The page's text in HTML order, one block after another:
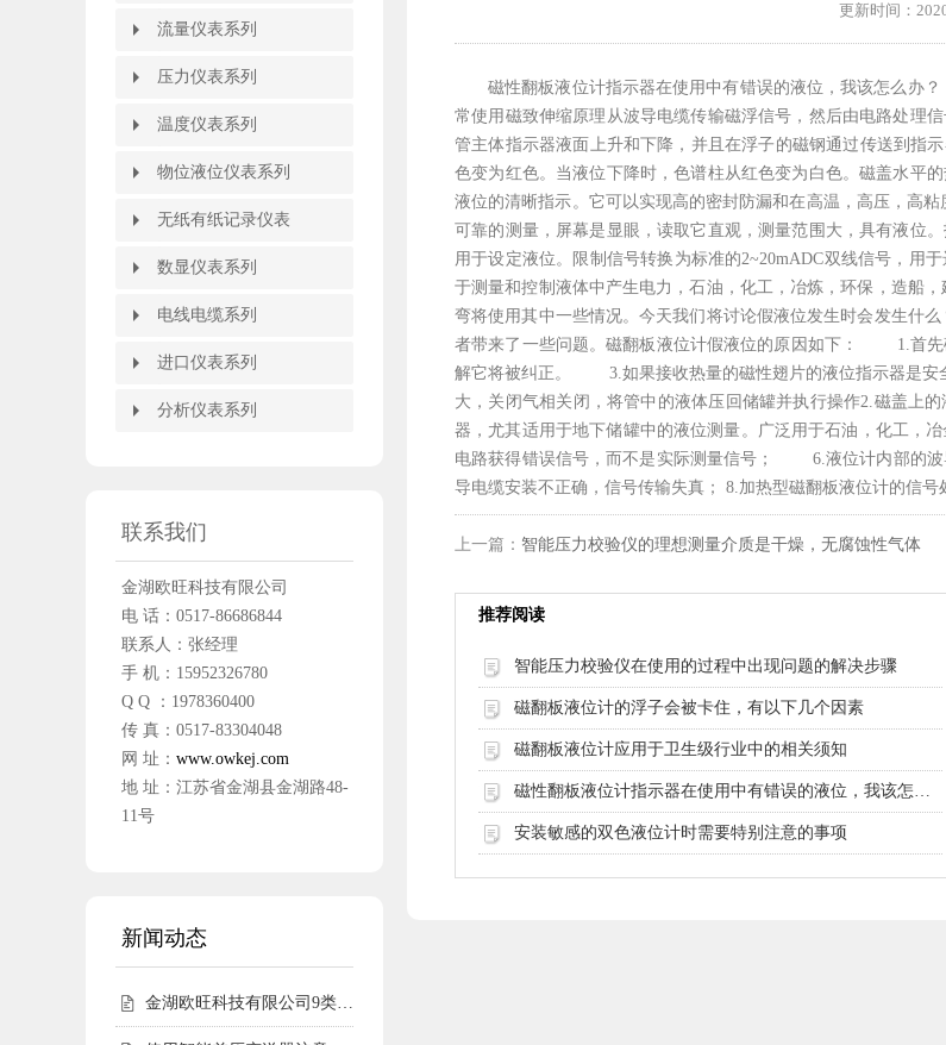
热电偶热电阻检定系统
热工仪表校验装置
热电阻校验仿真仪
热电偶校验仿真仪
过程信号校验仪
电流电压校验仪
频率校验仪
温度校验仪
信号发生器
数字万用表
热工宝典
热工仪表校验仪
掌上型多功能校验仪
便携式温度校验炉
零度恒温器
热电偶检定炉
黑体炉/黑体辐射源
标准热电阻热电偶温度计
流量仪表系列
流量仪表系列
智能旋进旋涡气体流量计
热式气体质量流量计
智能涡街流量计
智能电磁流量计
液体涡轮流量计
靶式流量计
椭圆齿轮流量计
节流装置
孔板流量计
V锥流量计
弯管流量计
平衡流量计
威力巴流量计
德尔塔巴流量计
阿牛巴流量计
毕托巴流量计
超声波流量计
玻璃转子流量计
金属管浮子流量计
压力仪表系列
压力仪表系列
指针压力表
电容式压力变送器
数字压力表
扩散硅压力变送器
压力变送控制仪/压力开关
防腐型压力变送器
单晶硅压力变送器
智能差压变送器
温度仪表系列
温度仪表系列
热电阻温度计
温度变送器
双金属温度计
温度远传监测仪
温度变送控制仪
就地温度数字显示仪
物位液位仪表系列
物位液位仪表系列
重锤式料位计
高频雷达物位计
智能雷达物位计
导波雷达物位计
超声波物位计
磁翻板液位计
磁性翻柱液位计
磁性浮子液位计
磁性浮球液位计
磁性液位计
浮标液位计
玻璃管液位计
石英管液位计
智能液位变送器
液位物位开关
无纸有纸记录仪表
无纸有纸记录仪表
有纸记录仪
无纸记录仪
流量积算记录仪
数显仪表系列
数显仪表系列
智能数字显示调节仪
智能PID调节器
智能双色电接点液位计
智能流量积算控制仪
WB系列智能温度变送器
智能配电器调理器隔离栅
闪光报警器
智能手操器
手持式智能操作器
智能液晶显示仪
大屏显示器
电线电缆系列
电线电缆系列
信号电缆
进口仪表系列
进口仪表系列
分析仪表系列
分析仪表系列
联系我们
金湖欧旺科技有限公司
电 话：0517-86686844
联系人：张经理
手 机：15952326780
Q Q ：1978360400
传 真：0517-83304048
网 址： www.owkej.com
地 址：江苏省金湖县金湖路48-
11号
新闻动态
金湖欧旺科技有限公司9类尧仪商标持有，明确授权边界
更新时间：
磁性翻板液位计指示器在使用中有错误的液位，我该怎么
常使用磁致伸缩原理从波导电缆传输磁浮信号，然后由电路处理
管主体指示器液面上升和下降，并且在浮子的磁钢通过传送到指
色变为红色。当液位下降时，色谱柱从红色变为白色。磁盖水平
液位的清晰指示。它可以实现高的密封防漏和在高温，高压，高
可靠的测量，屏幕是显眼，读取它直观，测量范围大，具有液位
用于设定液位。限制信号转换为标准的2~20mADC双线信号，用
于测量和控制液体中产生电力，石油，化工，冶炼，环保，造
弯将使用其中一些情况。今天我们将讨论假液位发生时会发生
者带来了一些问题。磁翻板液位计假液位的原因如下： 1.首
解它将被纠正。 3.如果接收热量的磁性翅片的液位指示器是
大，关闭气相关闭，将管中的液体压回储罐并执行操作2.磁盖上
器，尤其适用于地下储罐中的液位测量。广泛用于石油，化工
电路获得错误信号，而不是实际测量信号； 6.液位计内部的
导电缆安装不正确，信号传输失真； 8.加热型磁翻板液位计的信号
上一篇： 智能压力校验仪的理想测量介质是干燥，无腐蚀性气体
推荐阅读
智能压力校验仪在使用的过程中出现问题的解决步骤
磁翻板液位计的浮子会被卡住，有以下几个因素
磁翻板液位计应用于卫生级行业中的相关须知
磁性翻板液位计指示器在使用中有错误的液位，我该怎么办？
安装敏感的双色液位计时需要特别注意的事项